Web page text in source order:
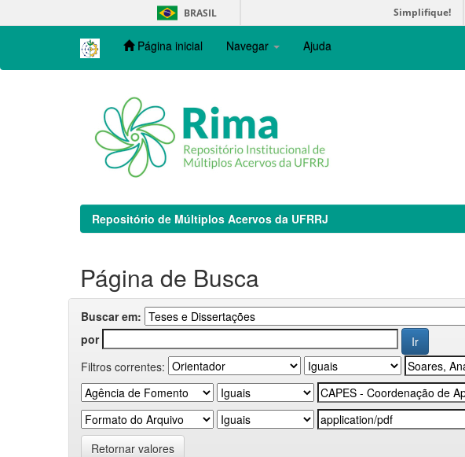
navigation
BRASIL Simplifique!
Página inicial Navegar Ajuda
Repositório de Múltiplos Acervos da UFRRJ
Página de Busca
Buscar em:
por
Filtros correntes:
Retornar valores